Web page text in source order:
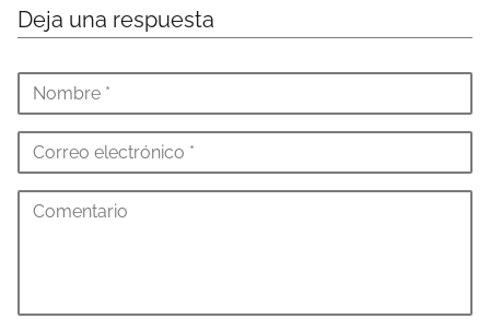
Deja una respuesta